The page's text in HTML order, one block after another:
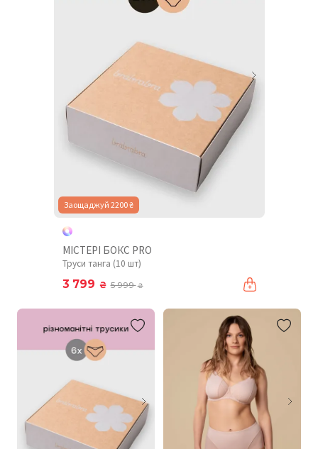
Заощаджуй 2200 ₴
МІСТЕРІ БОКС PRO
Труси танга (10 шт)
3 799 ₴ 5 999₴